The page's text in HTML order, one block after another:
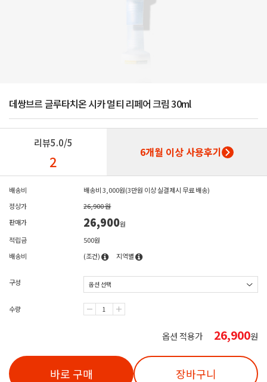
데쌍브르 글루타치온 시카 멀티 리페어 크림 30ml
리뷰5.0/5
2 6개월 이상 사용후기
배송비
배송비 3,000원(3만원 이상 실결제시 무료 배송)
정상가
26,900 원
판매가
26,900원
적립금
500원
배송비
(조건) 지역별
구성
수량
옵션 적용가 26,900원
바로 구매 장바구니